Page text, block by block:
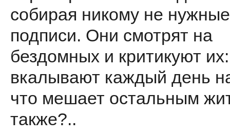
собирая никому не нужные
подписи. Они смотрят на
бездомных и критикуют
вкалывают каждый день
что мешает остальным
также?..